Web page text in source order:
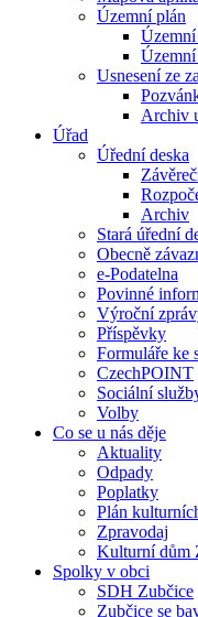
Územní plán
Usnesení ze
Archiv
Úřad
Úřední deska
Archiv
Stará úřední
Obecně
e-Podatelna
Povinné
Výroční
Příspěvky
Formuláře ke
CzechPOINT
Sociální
Volby
Co se u nás děje
Aktuality
Odpady
Poplatky
Plán
Zpravodaj
Kulturní dům
Spolky v obci
SDH Zubčice
Zubčice se